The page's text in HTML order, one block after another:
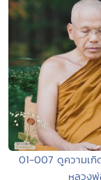
01-007 ดูความเ
หลวง